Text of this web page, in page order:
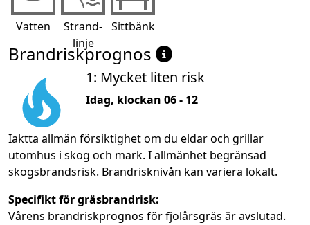
Vatten
Strand-
linje
Sittbänk
Brandriskprognos
1: Mycket liten risk
Idag, klockan 06 - 12
Iaktta allmän försiktighet om du eldar och grillar
utomhus i skog och mark. I allmänhet begränsad
skogsbrandsrisk. Brandrisknivån kan variera lokalt.
Specifikt för gräsbrandrisk:
Vårens brandriskprognos för fjolårsgräs är avslutad.